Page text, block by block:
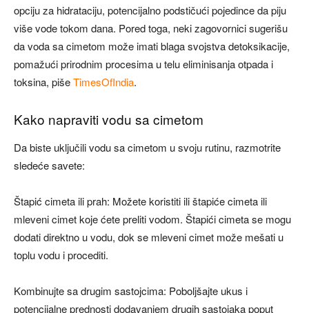
opciju za hidrataciju, potencijalno podstičući pojedince da piju
više vode tokom dana. Pored toga, neki zagovornici sugerišu
da voda sa cimetom može imati blaga svojstva detoksikacije,
pomažući prirodnim procesima u telu eliminisanja otpada i
toksina, pišeTimesOfIndia.
​Kako napraviti vodu sa cimetom​
Da biste uključili vodu sa cimetom u svoju rutinu, razmotrite
sledeće savete:
Štapić cimeta ili prah: Možete koristiti ili štapiće cimeta ili
mleveni cimet koje ćete preliti vodom. Štapići cimeta se mogu
dodati direktno u vodu, dok se mleveni cimet može mešati u
toplu vodu i procediti.
Kombinujte sa drugim sastojcima: Poboljšajte ukus i
potencijalne prednosti dodavanjem drugih sastojaka poput